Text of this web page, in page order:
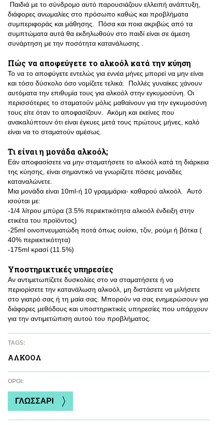
Παιδιά με το σύνδρομο αυτό παρουσιάζουν ελλειπή ανάπτυξη,
διάφορες ανωμαλίες στο πρόσωπο καθώς και προβλήματα
συμπεριφοράς και μάθησης. Πόσα και ποια ακριβώς από τα
συμπτώματα αυτά θα εκδηλωθούν στο παιδί είναι σε άμεση
συνάρτηση με την ποσότητα κατανάλωσης .
Πώς να αποφεύγετε το αλκοόλ κατά την κύηση
Το να το αποφύγετε εντελώς για εννέα μήνες μπορεί να μην είναι
και τόσο δύσκολο όσο νομίζετε τελικά. Πολλές γυναίκες χάνουν
αυτόματα την επιθυμία τους για αλκοόλ στην εγκυμοσύνη. Οι
περισσότερες το σταματούν μόλις μαθαίνουν για την εγκυμοσύνη
τους είτε όταν το αποφασίζουν. Ακόμη και εκείνες που
ανακαλύπτουν ότι είναι έγκυες μετά τους πρώτους μήνες, καλό
είναι να το σταματούν αμέσως.
Τι είναι η μονάδα αλκοόλ;
Εάν αποφασίσετε να μην σταματήσετε το αλκοόλ κατά τη διάρκεια
της κύησης, είναι σημαντικό να γνωρίζετε πόσες μονάδες
καταναλώνετε.
Μια μονάδα είναι 10ml-ή 10 γραμμάρια- καθαρού αλκοόλ. Αυτό
ισούται με:
-1/4 λίτρου μπύρα (3.5% περιεκτικότητα αλκοόλ ένδειξη στην
ετικέτα του προϊόντος)
-25ml οινοπνευματώδη ποτά όπως ουίσκι, τζιν, ρούμι ή βότκα (
40% περιεκτικότητα)
-175ml κρασί (11.5%)
Υποστηρικτικές υπηρεσίες
Αν αντιμετωπίζετε δυσκολίες στο να σταματήσετε ή να
περιορίσετε την κατανάλωση αλκοόλ, μη διστάσετε να μιλήσετε
στο γιατρό σας ή τη μαία σας. Μπορούν να σας ενημερώσουν για
διάφορες μεθόδους και υποστηρικτικές υπηρεσίες που υπάρχουν
για την αντιμετώπιση αυτού του προβλήματος.
TAGS:
ΑΛΚΟΟΛ
ΌΡΟΙ:
ΓΛΩΣΣΑΡΙ